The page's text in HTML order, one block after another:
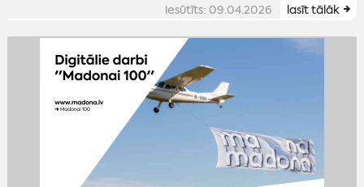
iesūtīts: 09.04.2026 lasīt tālāk